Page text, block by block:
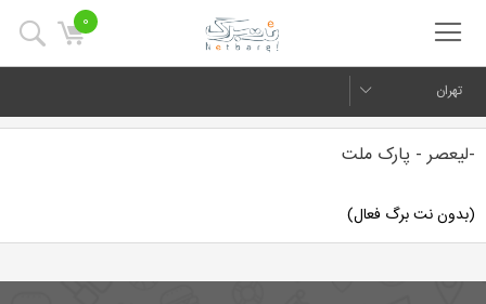
0
تهران
-لیعصر - پارک ملت
(بدون نت برگ فعال)